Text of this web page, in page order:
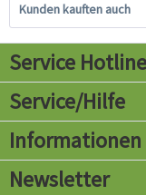
Kunden kauften auch
Service Hotline
Service/Hilfe
Informationen
Newsletter